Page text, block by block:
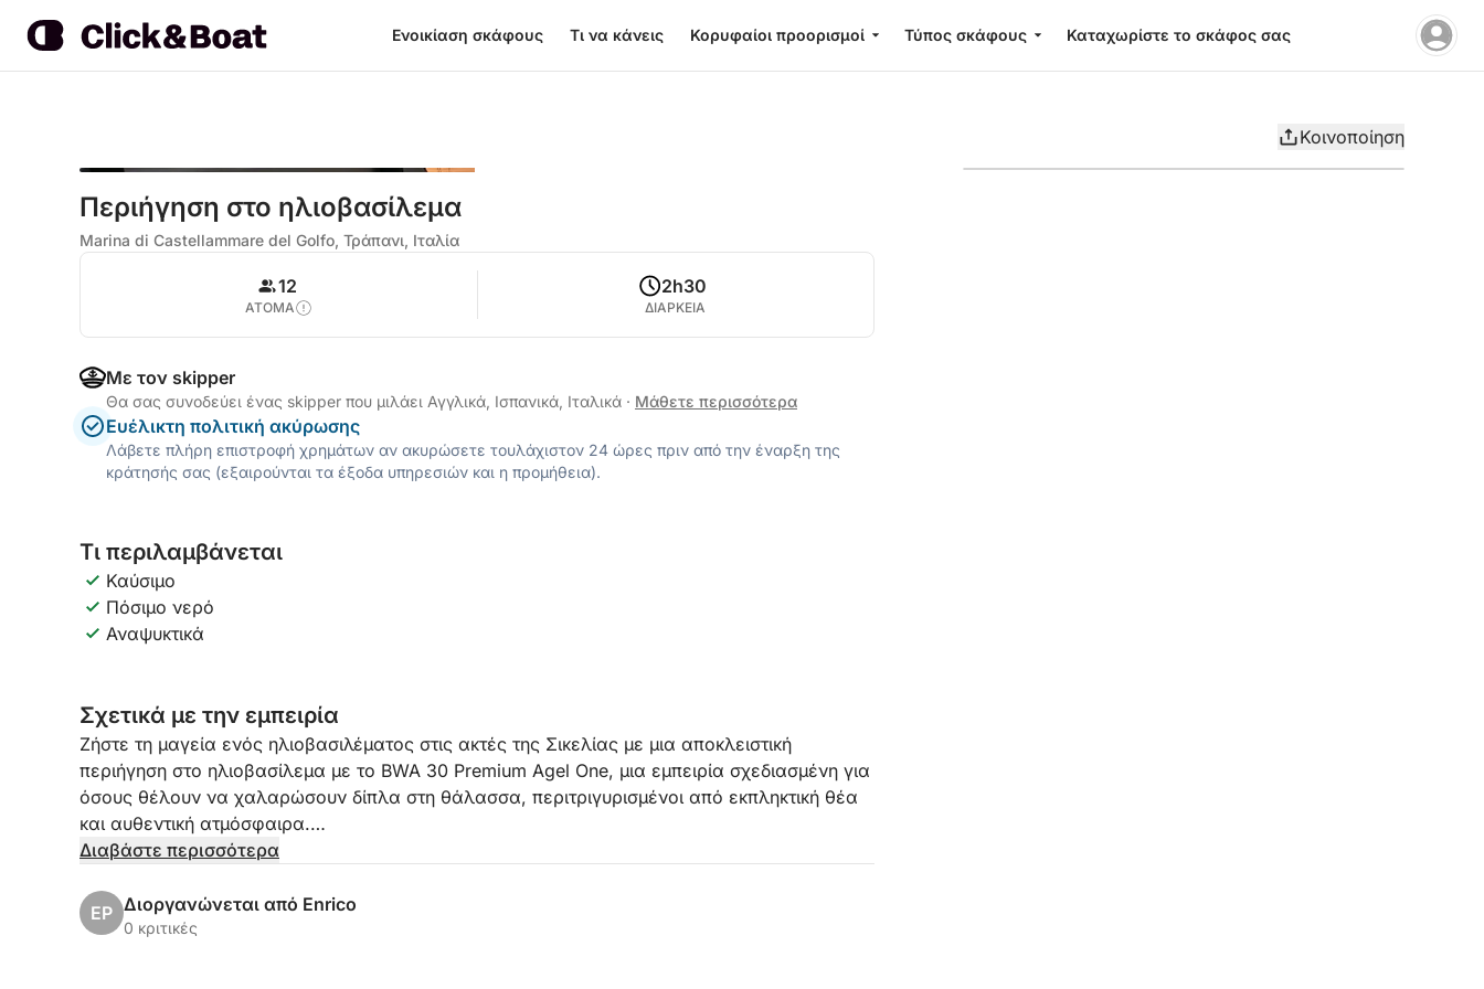
Ενοικίαση σκάφους Τι να κάνεις Κορυφαίοι προορισμοί Τύπος σκάφους Καταχωρίστε το σκάφος σας
Κοινοποίηση
Περιήγηση στο ηλιοβασίλεμα
Marina di Castellammare del Golfo, Τράπανι, Ιταλία
12
ΑΤΟΜΑ
2h30
ΔΙΑΡΚΕΙΑ
Με τον skipper
Θα σας συνοδεύει ένας skipper που μιλάει Αγγλικά, Ισπανικά, Ιταλικά · Μάθετε περισσότερα
Ευέλικτη πολιτική ακύρωσης
Λάβετε πλήρη επιστροφή χρημάτων αν ακυρώσετε τουλάχιστον 24 ώρες πριν από την έναρξη της
κράτησής σας (εξαιρούνται τα έξοδα υπηρεσιών και η προμήθεια).
Τι περιλαμβάνεται
Καύσιμο
Πόσιμο νερό
Αναψυκτικά
Σχετικά με την εμπειρία
Ζήστε τη μαγεία ενός ηλιοβασιλέματος στις ακτές της Σικελίας με μια αποκλειστική
περιήγηση στο ηλιοβασίλεμα με το BWA 30 Premium Agel One, μια εμπειρία σχεδιασμένη για
όσους θέλουν να χαλαρώσουν δίπλα στη θάλασσα, περιτριγυρισμένοι από εκπληκτική θέα
και αυθεντική ατμόσφαιρα.
από τις πιο μαγευτικές περιοχές της δυτικής Σικελίας προς τα διάσημα Faraglioni του
Scopello, ένα εμβληματικό σύμβολο της ακτής. Καθώς πλεύετε, θα θαυμάσετε τον ήλιο να
Διαβάστε περισσότερα
EP Διοργανώνεται από Enrico
0 κριτικές